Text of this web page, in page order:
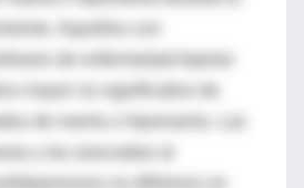
Aquellos con
mayor no significativo de